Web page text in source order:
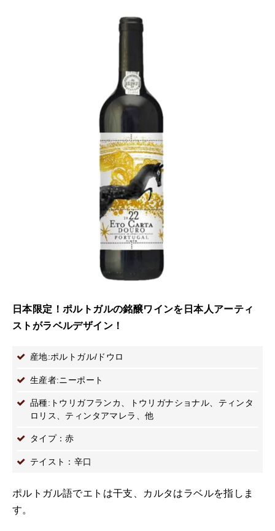
日本限定！ポルトガルの銘醸ワインを日本人アーティ
ストがラベルデザイン！
産地:ポルトガル/ドウロ
生産者:ニーポート
品種:トウリガフランカ、トウリガナショナル、ティンタ
ロリス、ティンタアマレラ、他
タイプ：赤
テイスト：辛口
ポルトガル語でエトは干支、カルタはラベルを指しま
す。